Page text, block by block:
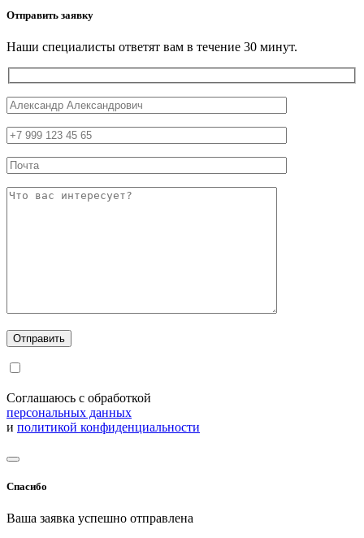
Отправить заявку
Наши специалисты ответят вам в течение 30 минут.
Соглашаюсь с обработкой
персональных данных
и политикой конфиденциальности
Спасибо
Ваша заявка успешно отправлена